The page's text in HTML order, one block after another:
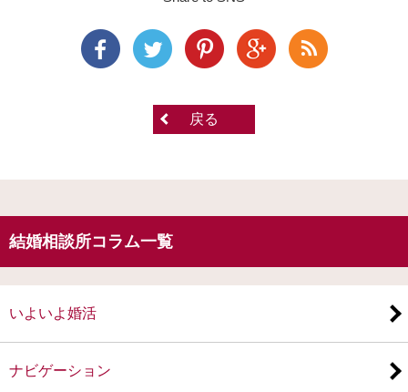
戻る
結婚相談所コラム一覧
いよいよ婚活
ナビゲーション